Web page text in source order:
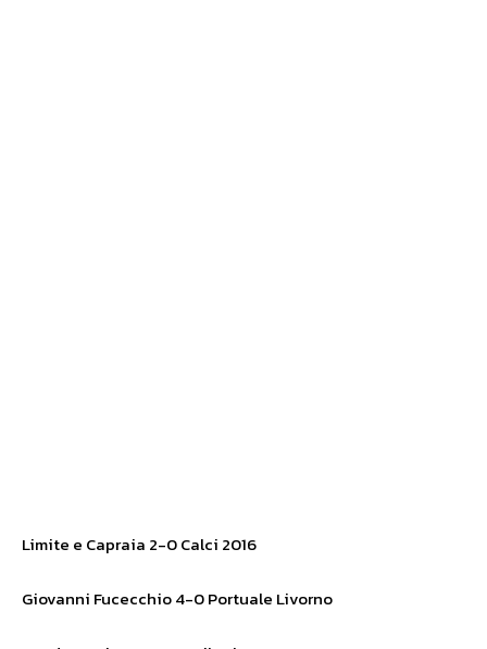
Limite e Capraia 2-0 Calci 2016
Giovanni Fucecchio 4-0 Portuale Livorno